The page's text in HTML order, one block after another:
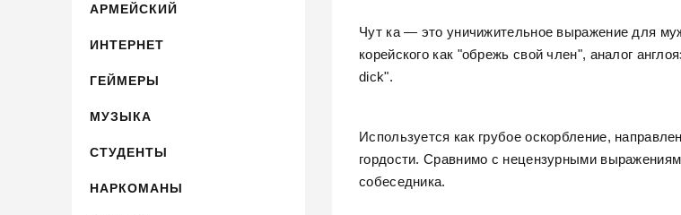
АРМЕЙСКИЙ
ИНТЕРНЕТ
ГЕЙМЕРЫ
МУЗЫКА
СТУДЕНТЫ
НАРКОМАНЫ
Чут ка — это уничижительное выражение для
корейского как "обрежь свой член", аналог
dick".
Используется как грубое оскорбление,
гордости. Сравнимо с нецензурными
собеседника.